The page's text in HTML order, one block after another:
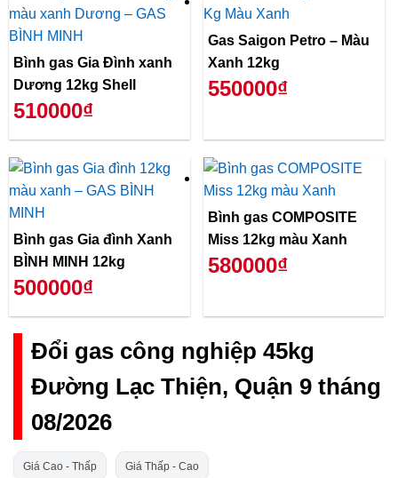
Bình gas Gia Đình xanh
Dương 12kg Shell
510000₫
Gas Saigon Petro – Màu
Xanh 12kg
550000₫
Bình gas Gia đình Xanh
BÌNH MINH 12kg
500000₫
Bình gas COMPOSITE
Miss 12kg màu Xanh
580000₫
Đổi gas công nghiệp 45kg
Đường Lạc Thiện, Quận 9 tháng
08/2026
Giá Cao - Thấp Giá Thấp - Cao